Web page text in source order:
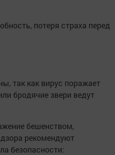
потеря страха перед
так как вирус поражает
бродячие звери ведут
бешенством,
рекомендуют
безопасности: